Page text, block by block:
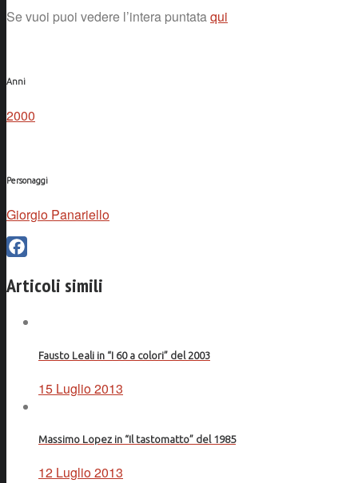
Se vuoi puoi vedere l’intera puntataqui
Anni
2000
Personaggi
Giorgio Panariello
Articoli simili
Fausto Leali in “I 60 a colori” del 2003
15 Luglio 2013
Massimo Lopez in “Il tastomatto” del 1985
12 Luglio 2013